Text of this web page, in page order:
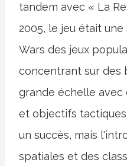
tandem avec « La
2005, le jeu était
Wars des jeux
concentrant sur des
grande échelle avec
et objectifs
un succès, mais
spatiales et des